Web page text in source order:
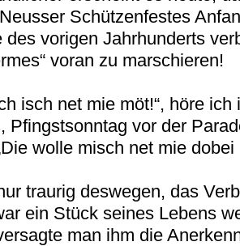
Schützenfestes
des vorigen Jahrhunderts
voran zu marschieren!
isch net mie möt!“, höre
Pfingstsonntag vor der
wolle misch net mie dobei
traurig deswegen, das
ein Stück seines Lebens
man ihm die